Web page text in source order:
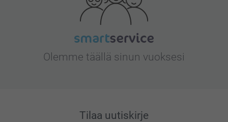
Olemme täällä sinun vuoksesi
Tilaa uutiskirje